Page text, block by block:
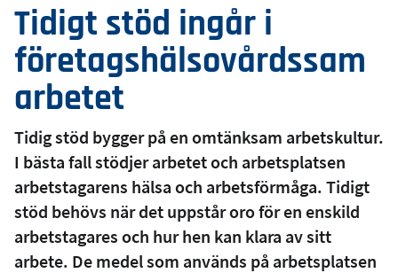
Tidigt stöd ingår i
företagshälsovårdssam
arbetet
Tidig stöd bygger på en omtänksam arbetskultur.
I bästa fall stödjer arbetet och arbetsplatsen
arbetstagarens hälsa och arbetsförmåga. Tidigt
stöd behövs när det uppstår oro för en enskild
arbetstagares och hur hen kan klara av sitt
arbete. De medel som används på arbetsplatsen